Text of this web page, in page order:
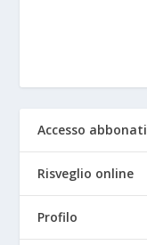
Accesso abbonati
Risveglio online
Profilo